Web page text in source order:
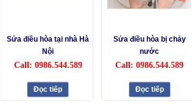
Sửa điều hòa tại nhà Hà
Nội
Call: 0986.544.589
Đọc tiếp
Sửa điều hòa bị chảy
nước
Call: 0986.544.589
Đọc tiếp